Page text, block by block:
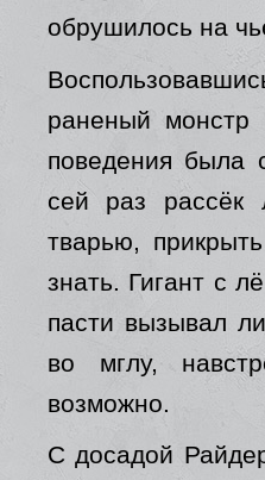
обрушилось на
раненый
поведения была
сей раз рассёк
тварью,
знать. Гигант с
пасти вызывал
во мглу,
возможно.
С досадой